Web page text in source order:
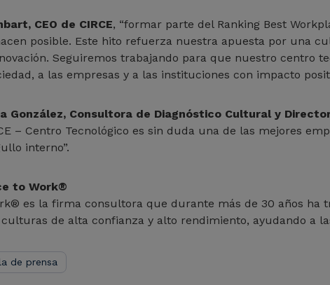
CEO de CIRCE, “formar parte del Ranking Best
posible. Este hito refuerza nuestra apuesta por una
Seguiremos trabajando para que nuestro centro
a las empresas y a las instituciones con impacto
González, Consultora de Diagnóstico Cultural y
– Centro Tecnológico es sin duda una de las mejores
interno”.
to Work®
es la firma consultora que durante más de 30 años ha
de alta confianza y alto rendimiento, ayudando a
de prensa